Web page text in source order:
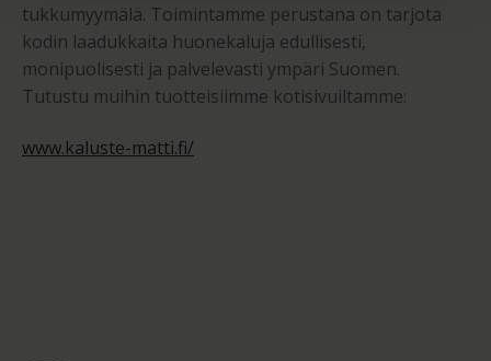
tukkumyymälä. Toimintamme perustana on tarjota
kodin laadukkaita huonekaluja edullisesti,
monipuolisesti ja palvelevasti ympäri Suomen.
Tutustu muihin tuotteisiimme kotisivuiltamme:
www.kaluste-matti.fi/